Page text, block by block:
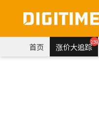
首页 涨价大追踪259